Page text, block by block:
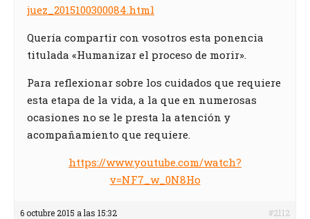
juez_2015100300084.html
Quería compartir con vosotros esta ponencia
titulada «Humanizar el proceso de morir».
Para reflexionar sobre los cuidados que requiere
esta etapa de la vida, a la que en numerosas
ocasiones no se le presta la atención y
acompañamiento que requiere.
https://www.youtube.com/watch?
v=NF7_w_0N8Ho
6 octubre 2015 a las 15:32 #2112